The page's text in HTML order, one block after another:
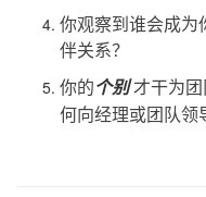
你观察到谁会成为
伴关系？
你的个别才干为
何向经理或团队领